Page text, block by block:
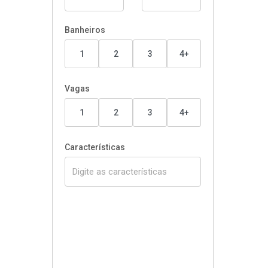
Banheiros
1 2 3 4+
Vagas
1 2 3 4+
Características